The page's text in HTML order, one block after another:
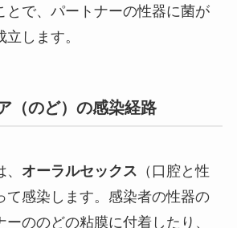
とで、パートナーの性器に菌が
します。
（のど）の感染経路
オーラルセックス （口腔と性
て感染します。感染者の性器の
ののどの粘膜に付着したり、